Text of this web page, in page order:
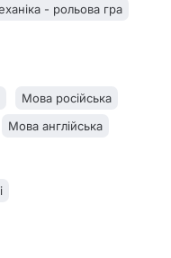
Жанр америтреш
- рольова гра
Мова російська
Мова англійська